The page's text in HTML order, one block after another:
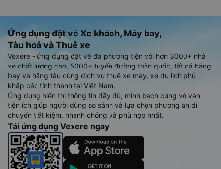
Ứng dụng đặt vé Xe khách, Máy bay,
Tàu hoả và Thuê xe
Vexere - ứng dụng đặt vé đa phương tiện với hơn 3000+ nhà
xe chất lượng cao, 5000+ tuyến đường toàn quốc, tất cả hãng
bay và hãng tàu cùng dịch vụ thuê xe máy, xe du lịch phủ
khắp các tỉnh thành tại Việt Nam.
Ứng dụng hiển thị thông tin đầy đủ, minh bạch cùng vô vàn
tiện ích giúp người dùng so sánh và lựa chọn phương án di
chuyển tiết kiệm, nhanh chóng và phù hợp nhất.
Tải ứng dụng Vexere ngay